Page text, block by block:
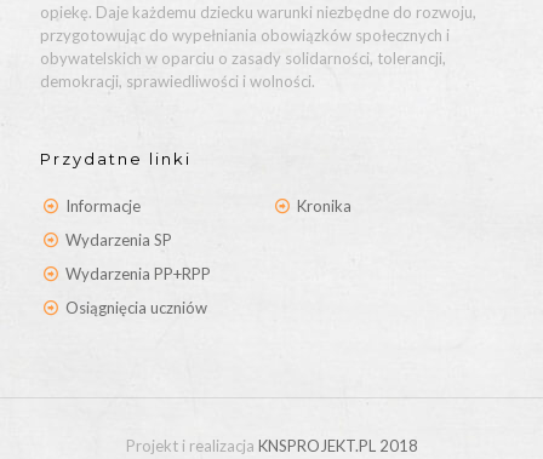
opiekę. Daje każdemu dziecku warunki niezbędne do rozwoju,
przygotowując do wypełniania obowiązków społecznych i
obywatelskich w oparciu o zasady solidarności, tolerancji,
demokracji, sprawiedliwości i wolności.
Przydatne linki
Informacje
Wydarzenia SP
Wydarzenia PP+RPP
Osiągnięcia uczniów
Kronika
Projekt i realizacja KNSPROJEKT.PL 2018